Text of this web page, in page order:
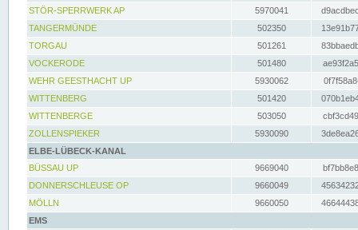
STÖR-SPERRWERK AP 5970041
TANGERMÜNDE
502350
TORGAU
501261
VOCKERODE
501480
WEHR GEESTHACHT UP
5930062
WITTENBERG
501420
WITTENBERGE
503050
ZOLLENSPIEKER
5930090
ELBE-LÜBECK-KANAL
BÜSSAU UP
9669040
DONNERSCHLEUSE OP
9660049
MÖLLN
9660050
EMS